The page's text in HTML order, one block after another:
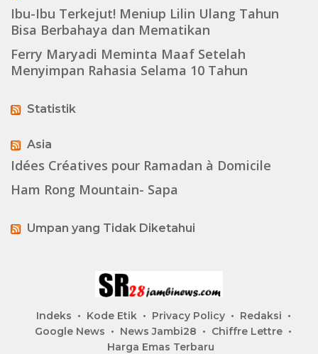
Ibu-Ibu Terkejut! Meniup Lilin Ulang Tahun
Bisa Berbahaya dan Mematikan
Ferry Maryadi Meminta Maaf Setelah
Menyimpan Rahasia Selama 10 Tahun
Statistik
Asia
Idées Créatives pour Ramadan à Domicile
Ham Rong Mountain- Sapa
Umpan yang Tidak Diketahui
Indeks Kode Etik Privacy Policy
Redaksi
Google News
News Jambi28
Chiffre Lettre
Harga Emas Terbaru